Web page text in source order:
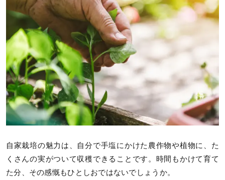
自家栽培の魅力は、自分で手塩にかけた農作物や植物に、た
くさんの実がついて収穫できることです。時間もかけて育て
た分、その感慨もひとしおではないでしょうか。